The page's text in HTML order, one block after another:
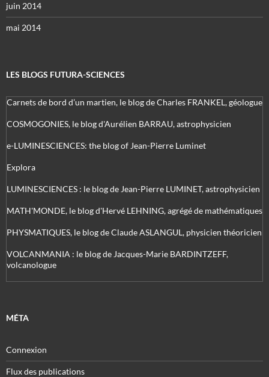
juin 2014
mai 2014
LES BLOGS FUTURA-SCIENCES
Carnets de bord d’un martien, le blog de Charles FRANKEL, géologue
COSMOGONIES, le blog d'Aurélien BARRAU, astrophysicien
e-LUMINESCIENCES: the blog of Jean-Pierre Luminet
Explora
LUMINESCIENCES : le blog de Jean-Pierre LUMINET, astrophysicien
MATH'MONDE, le blog d'Hervé LEHNING, agrégé de mathématiques
PHYSMATIQUES, le blog de Claude ASLANGUL, physicien théoricien
VOLCANMANIA : le blog de Jacques-Marie BARDINTZEFF,
volcanologue
MÉTA
Connexion
Flux des publications